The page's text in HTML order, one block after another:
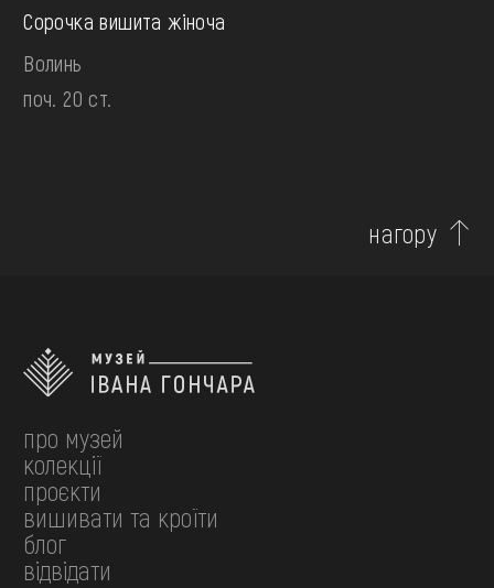
Сорочка вишита жіноча
Волинь
поч. 20 ст.
нагору
про музей
колекції
проєкти
вишивати та кроїти
блог
відвідати